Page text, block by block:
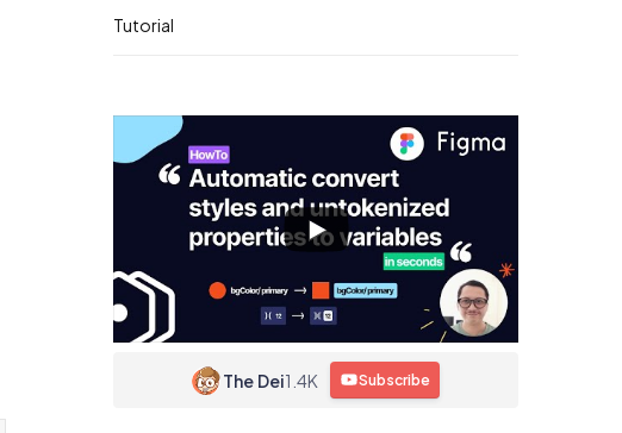
Tutorial
The Dei1.4K Subscribe